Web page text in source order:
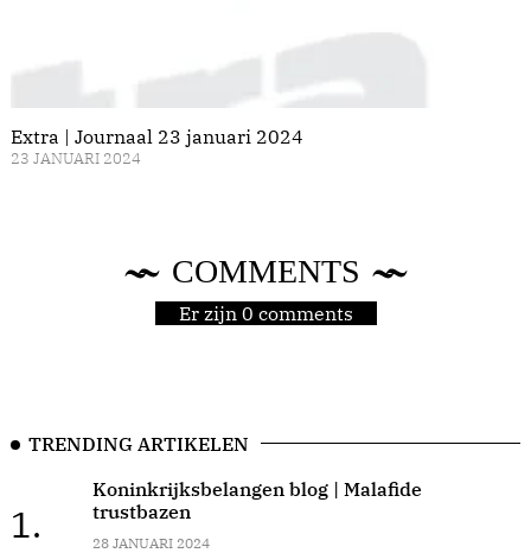
Extra | Journaal 23 januari 2024
23 JANUARI 2024
COMMENTS
Er zijn 0 comments
TRENDING ARTIKELEN
1.
Koninkrijksbelangen blog | Malafide
trustbazen
28 JANUARI 2024